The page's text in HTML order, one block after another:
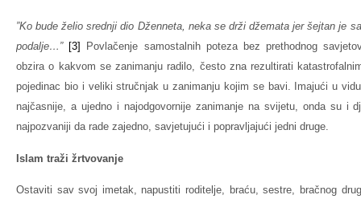
”Ko bude želio srednji dio Dženneta, neka se drži džemata jer šejtan je
podalje…” [3] Povlačenje samostalnih poteza bez prethodnog
obzira o kakvom se zanimanju radilo, često zna rezultirati
pojedinac bio i veliki stručnjak u zanimanju kojim se bavi. Imajući u
najčasnije, a ujedno i najodgovornije zanimanje na svijetu, onda su i
najpozvaniji da rade zajedno, savjetujući i popravljajući jedni druge.
Islam traži žrtvovanje
Ostaviti sav svoj imetak, napustiti roditelje, braću, sestre, bračnog